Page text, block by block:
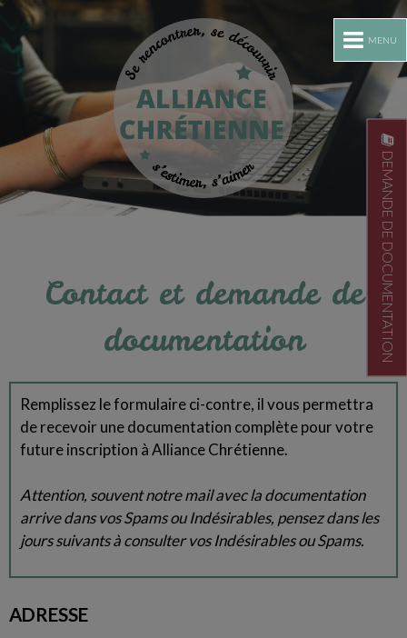
MENU
DEMANDE DE DOCUMENTATION
Contact et demande de
documentation
Remplissez le formulaire ci-contre, il vous permettra
de recevoir une documentation complète pour votre
future inscription à Alliance Chrétienne.
Attention, souvent notre mail avec la documentation
arrive dans vos Spams ou Indésirables, pensez dans les
jours suivants à consulter vos Indésirables ou Spams.
ADRESSE